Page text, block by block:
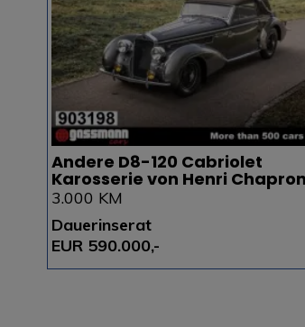
Andere D8-120 Cabriolet
Karosserie von Henri Chapron
3.000 KM
Dauerinserat
EUR 590.000,-